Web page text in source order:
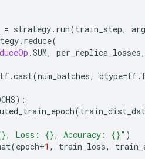
= strategy. run(train_step,
. reduce(
.SUM, per_replica_losses,
tf.cast(num_batches, dtype=tf.
):
(
{}, Loss: {}, Accuracy: {}" )
(epoch+1 , train_loss,